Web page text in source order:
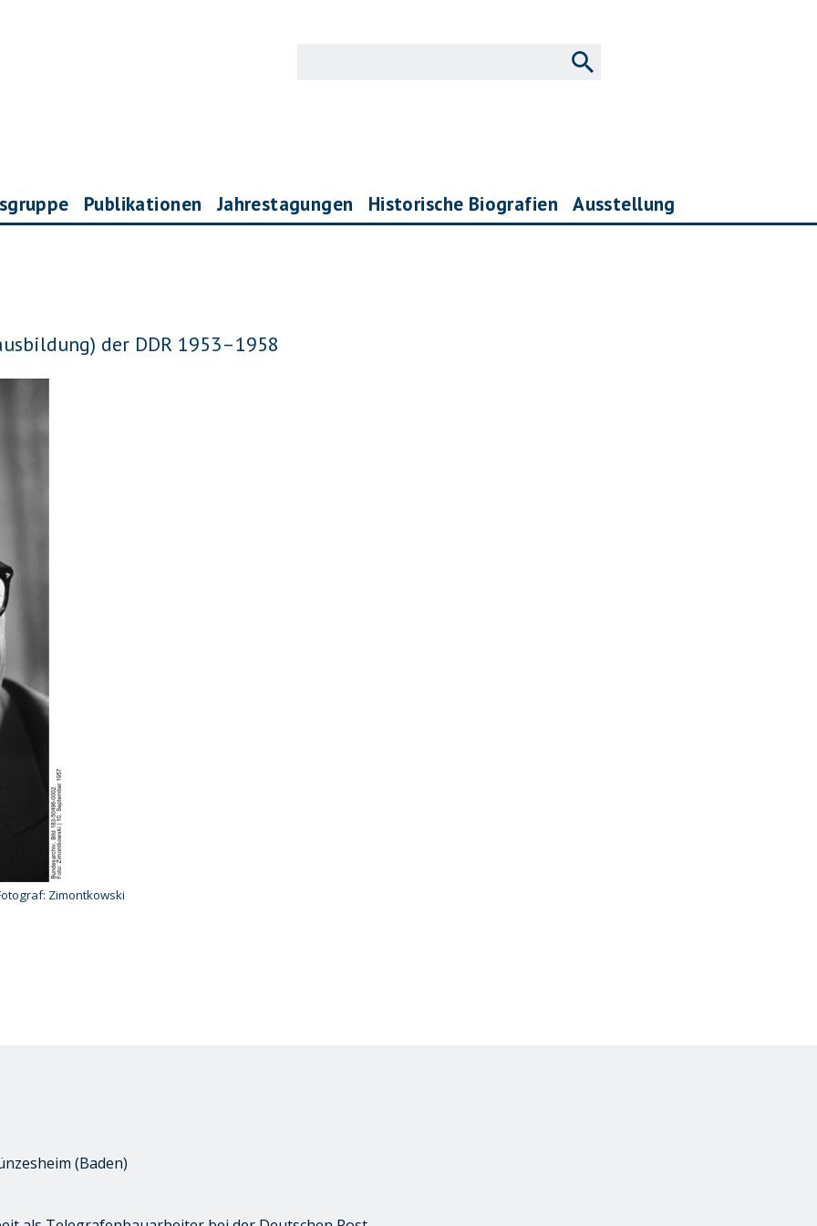
Publikationen Jahrestagungen Historische Biografien Ausstellung
der DDR 1953–1958
Zimontkowski
(Baden)